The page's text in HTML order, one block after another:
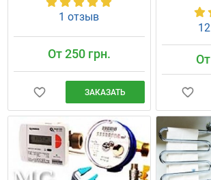
1 отзыв
От 250 грн.
ЗАКАЗАТЬ